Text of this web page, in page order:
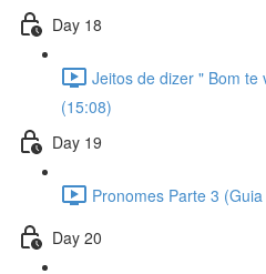
Day 18
Jeitos de dizer " Bom te
(15:08)
Day 19
Pronomes Parte 3
Day 20